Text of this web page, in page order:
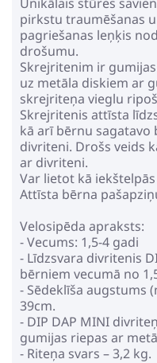
pirkstu traumēšanas
pagriešanas leņķis
drošumu.
Skrejritenim ir
uz metāla diskiem ar
skrejriteņa vieglu
Skrejritenis attīsta
kā arī bērnu sagatavo
divriteni. Drošs veids
ar divriteni.
Var lietot kā
Attīsta bērna
Velosipēda apraksts:
- Vecums: 1,5-4 gadi
- Līdzsvara divritenis
bērniem vecumā no
- Sēdeklīša augstums
39cm.
- DIP DAP MINI
gumijas riepas ar
- Riteņa svars – 3,2 kg.